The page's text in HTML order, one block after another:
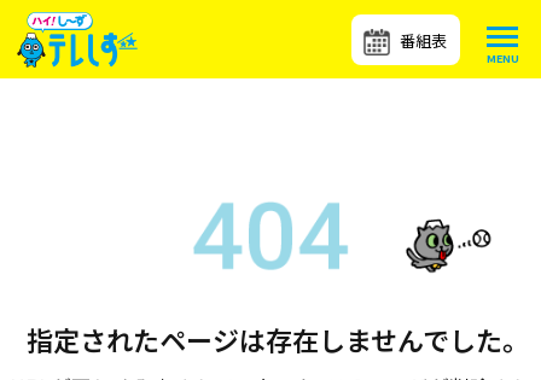
番組表
指定されたページは存在しませんでした。